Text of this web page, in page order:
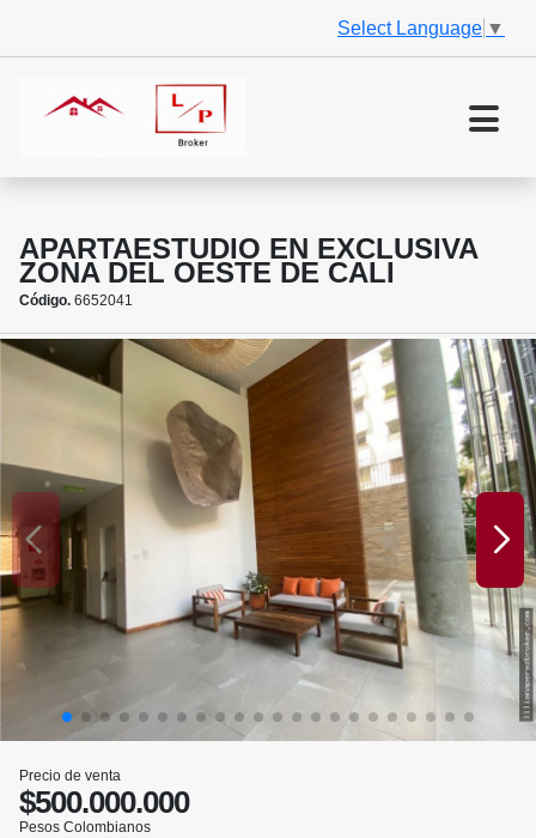
Select Language ▼
APARTAESTUDIO EN EXCLUSIVA
ZONA DEL OESTE DE CALI
Código. 6652041
Precio de venta
$500.000.000
Pesos Colombianos